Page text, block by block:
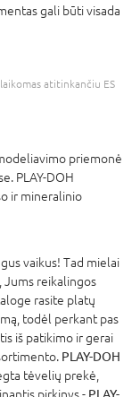
gali būti visada
atitinkančiu ES
priemonė
PLAY-DOH
ir mineralinio
vaikus! Tad mielai
Jums reikalingos
rasite platų
todėl perkant pas
iš patikimo ir gerai
PLAY-DOH
tėvelių prekė,